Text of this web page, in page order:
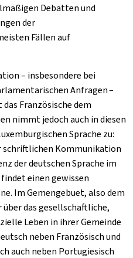
Debatten und
der
Fällen auf
– insbesondere bei
Anfragen –
Französische dem
nimmt jedoch auch in diesen
Sprache zu:
schriftlichen Kommunikation
der deutschen Sprache im
einen gewissen
ImGemengebuet, also dem
das gesellschaftliche,
Leben in ihrer Gemeinde
neben Französisch und
auch neben Portugiesisch